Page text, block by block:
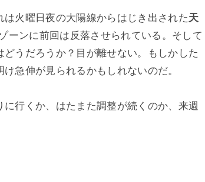
火曜日夜の大陽線からはじき出された天
ーンに前回は反落させられている。そして
うだろうか？目が離せない。もしかした
急伸が見られるかもしれないのだ。
行くか、はたまた調整が続くのか、来週